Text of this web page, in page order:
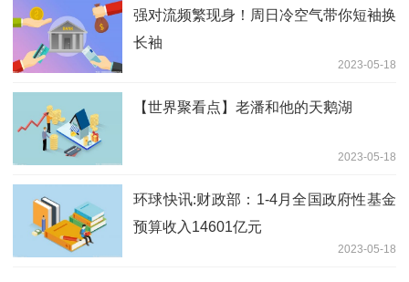
强对流频繁现身！周日冷空气带你短袖换
长袖
2023-05-18
【世界聚看点】老潘和他的天鹅湖
2023-05-18
环球快讯:财政部：1-4月全国政府性基金
预算收入14601亿元
2023-05-18